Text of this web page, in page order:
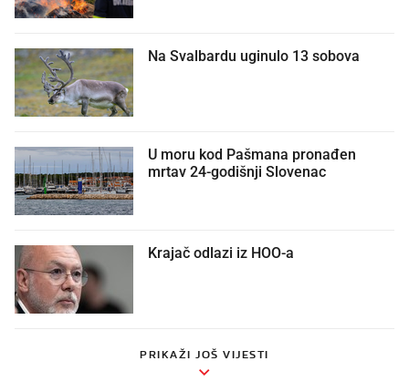
Na Svalbardu uginulo 13 sobova
U moru kod Pašmana pronađen
mrtav 24-godišnji Slovenac
Krajač odlazi iz HOO-a
PRIKAŽI JOŠ VIJESTI